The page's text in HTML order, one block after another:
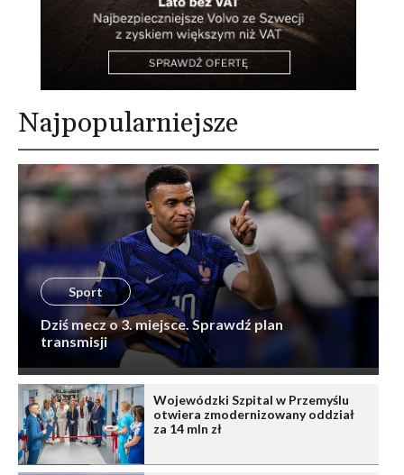
Najpopularniejsze
Sport
Dziś mecz o 3. miejsce. Sprawdź plan
transmisji
Wojewódzki Szpital w Przemyślu
otwiera zmodernizowany oddział
za 14 mln zł